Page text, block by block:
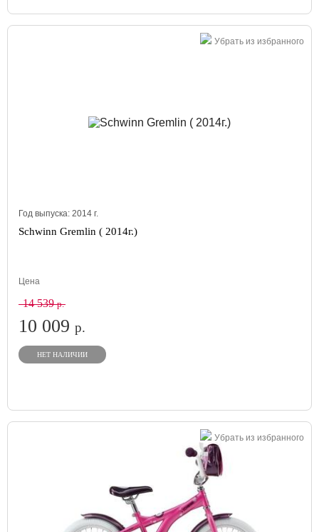
Убрать из избранного
Год выпуска: 2014 г.
Schwinn Gremlin ( 2014г.)
Цена
14 539р.
10 009 р.
НЕТ НАЛИЧИИ
Убрать из избранного